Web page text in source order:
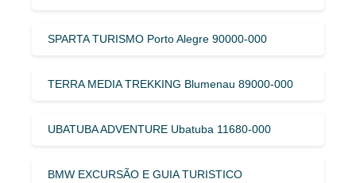
SPARTA TURISMO Porto Alegre 90000-000
TERRA MEDIA TREKKING Blumenau 89000-000
UBATUBA ADVENTURE Ubatuba 11680-000
BMW EXCURSÃO E GUIA TURISTICO